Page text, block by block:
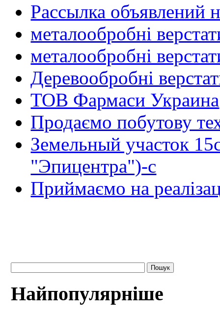
Рассылка объявлений
металообробні
металообробні
Деревообробні
ТОВ Фармаси Украина
Продаємо побутову
Земельный участок
"Эпицентра")-с
Приймаємо на
Найпопулярніше